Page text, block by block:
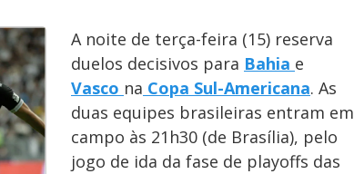
A noite de terça-feira (15) reserva
duelos decisivos para Bahia e
Vasco na Copa Sul-Americana. As
duas equipes brasileiras entram em
campo às 21h30 (de Brasília), pelo
jogo de ida da fase de playoffs das